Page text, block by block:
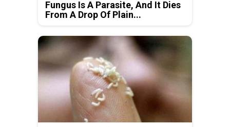
Fungus Is A Parasite, And It Dies
From A Drop Of Plain...